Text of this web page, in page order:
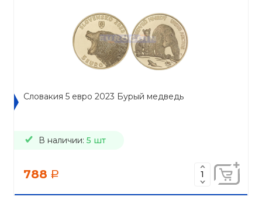
Словакия 5 евро 2023 Бурый медведь
В наличии: 5 шт
788 a